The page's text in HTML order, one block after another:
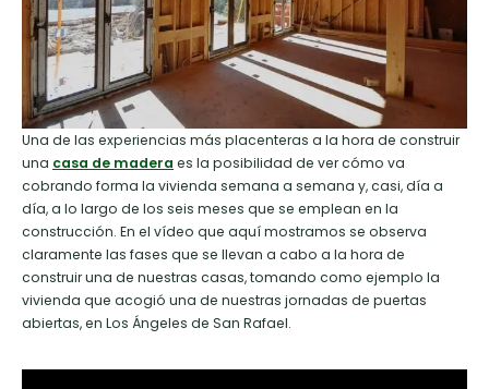
Una de las experiencias más placenteras a la hora de construir
una casa de madera es la posibilidad de ver cómo va
cobrando forma la vivienda semana a semana y, casi, día a
día, a lo largo de los seis meses que se emplean en la
construcción. En el vídeo que aquí mostramos se observa
claramente las fases que se llevan a cabo a la hora de
construir una de nuestras casas, tomando como ejemplo la
vivienda que acogió una de nuestras jornadas de puertas
abiertas, en Los Ángeles de San Rafael.